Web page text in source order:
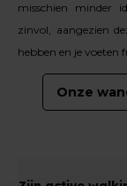
misschien minder
zinvol, aangezien
hebben en je voeten
Onze